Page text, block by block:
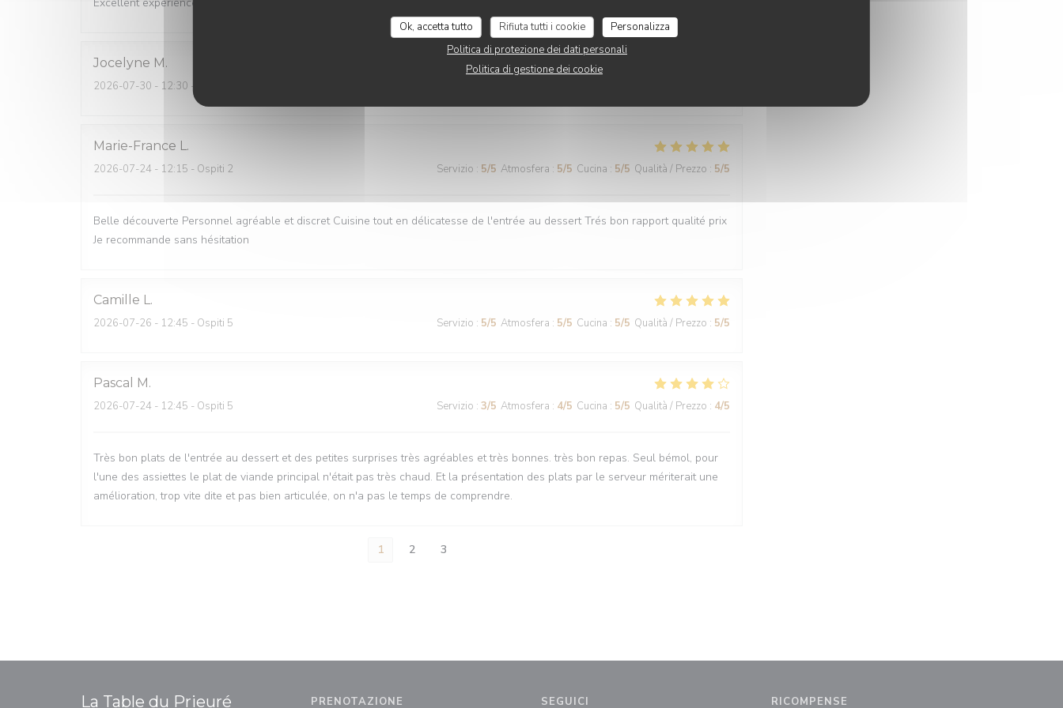
Ok, accetta tutto Rifiuta tutti i cookie
Personalizza
Politica di protezione dei dati personali
Politica di gestione dei cookie
Jocelyne M
2026-07-30 - 12:30 - Ospiti 2
Marie-France L
2026-07-24 - 12:15 - Ospiti 2 Servizio : 5/5 Atmosfera : 5/5 Cucina : 5/5 Qualità / Prezzo : 5/5
Belle découverte Personnel agréable et discret Cuisine tout en délicatesse de l'entrée au dessert Trés bon rapport qualité prix
Je recommande sans hésitation
Camille L
2026-07-26 - 12:45 - Ospiti 5 Servizio : 5/5 Atmosfera : 5/5 Cucina : 5/5 Qualità / Prezzo : 5/5
Pascal M
2026-07-24 - 12:45 - Ospiti 5 Servizio : 3/5 Atmosfera : 4/5 Cucina : 5/5 Qualità / Prezzo : 4/5
Très bon plats de l'entrée au dessert et des petites surprises très agréables et très bonnes. très bon repas. Seul bémol, pour
l'une des assiettes le plat de viande principal n'était pas très chaud. Et la présentation des plats par le serveur mériterait une
amélioration, trop vite dite et pas bien articulée, on n'a pas le temps de comprendre.
1 2 3
La Table du Prieuré PRENOTAZIONE SEGUICI RICOMPENSE